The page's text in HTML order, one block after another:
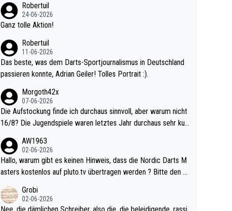
e mal 40+ erst recht. Da gewinnst keinen Blumentopf - ist ja n
och krasser wie ein Pokalspiel eines Kreisligisten vs einem Bu
Robertuil
24-06-2026
Ganz tolle Aktion!
Robertuil
11-06-2026
Das beste, was dem Darts-Sportjournalismus in Deutschland
passieren konnte, Adrian Geiler! Tolles Portrait :).
Morgoth42x
07-06-2026
Die Aufstockung finde ich durchaus sinnvoll, aber warum nicht
16/8? Die Jugendspiele waren letztes Jahr durchaus sehr kur
l. Allerdings ist Mitchell Lawrie als Nummer 1 der Welt eh quali
fiziert. Somit ändert die automatische Qualifikation des Weltm
eisters erstmal nichts. Ich denke sie wollen damit für nächste
d wohl wenig WDF Turniere spielen. Dies war bei Archie Self l
etztes Jahr der Fall. Er musste als amtierender Weltmeister d
AW1963
02-06-2026
Hallo, warum gibt es keinen Hinweis, dass die Nordic Darts M
asters kostenlos auf pluto.tv übertragen werden ? Bitte den A
Grobi
02-06-2026